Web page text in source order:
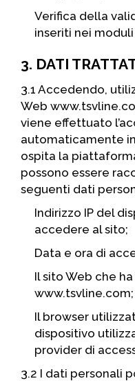
Verifica della
inseriti nei
3. DATI
3.1 Accedendo,
Web
viene effettuato
automaticamente
ospita la
possono essere
seguenti dati
Indirizzo IP del
accedere al sito;
Data e ora di
Il sito Web che
www.tsvline.com;
Il browser
dispositivo
provider di
3.2 I dati personali